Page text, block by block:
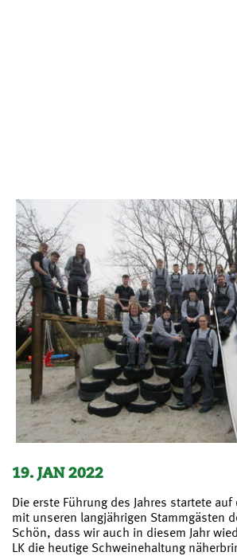
19. JAN 2022
Die erste Führung des Jahres startete
mit unseren langjährigen Stammgästen
Schön, dass wir auch in diesem Jahr
LK die heutige Schweinehaltung